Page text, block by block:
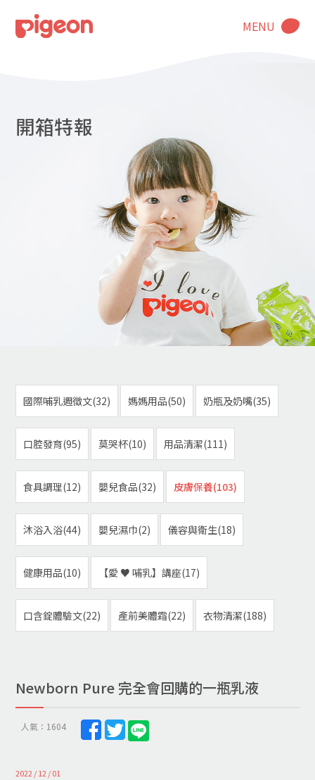
MENU
開箱特報
國際哺乳週徵文(32) 媽媽用品(50) 奶瓶及奶嘴(35)
口腔發育(95) 莫哭杯(10) 用品清潔(111)
食具調理(12) 嬰兒食品(32) 皮膚保養(103)
沐浴入浴(44) 嬰兒濕巾(2) 儀容與衛生(18)
健康用品(10) 【愛 ♥ 哺乳】講座(17)
口含錠體驗文(22) 產前美體霜(22) 衣物清潔(188)
Newborn Pure 完全會回購的一瓶乳液
人氣：1604
2022 / 12 / 01